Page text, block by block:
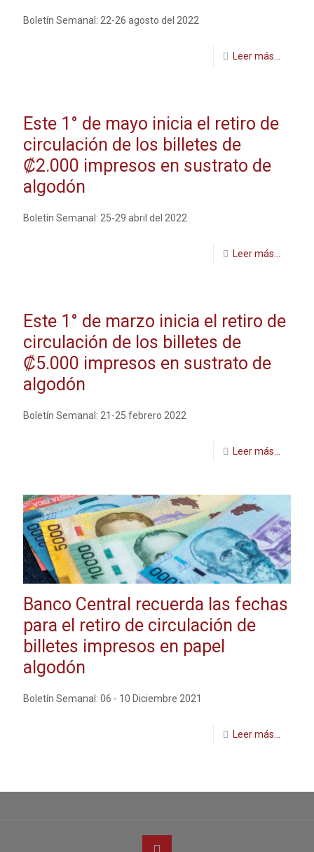
Boletín Semanal: 22-26 agosto del 2022
Leer más...
Este 1° de mayo inicia el retiro de
circulación de los billetes de
₡2.000 impresos en sustrato de
algodón
Boletín Semanal: 25-29 abril del 2022
Leer más...
Este 1° de marzo inicia el retiro de
circulación de los billetes de
₡5.000 impresos en sustrato de
algodón
Boletín Semanal: 21-25 febrero 2022
Leer más...
Banco Central recuerda las fechas
para el retiro de circulación de
billetes impresos en papel
algodón
Boletín Semanal: 06 - 10 Diciembre 2021
Leer más...